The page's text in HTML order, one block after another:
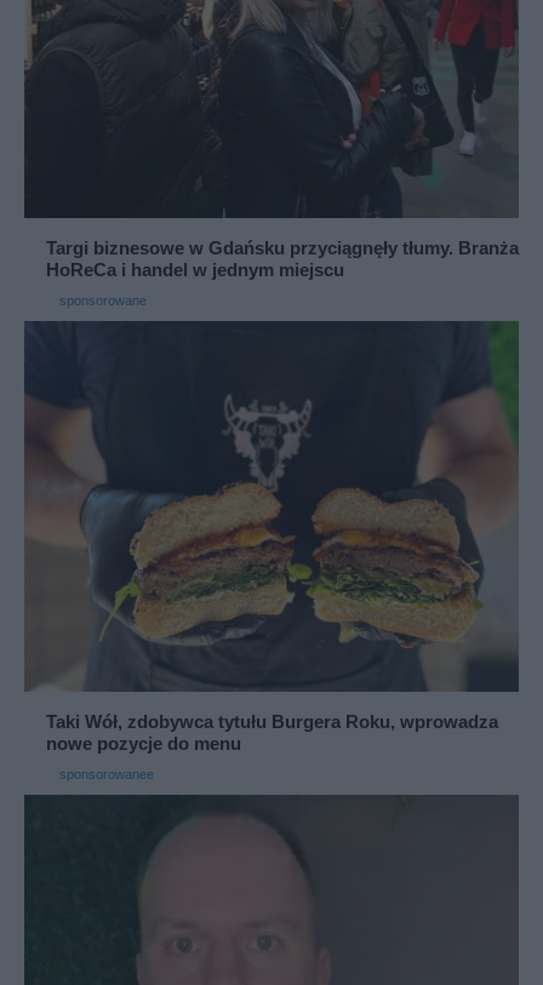
Targi biznesowe w Gdańsku przyciągnęły tłumy. Branża
HoReCa i handel w jednym miejscu
sponsorowane
Taki Wół, zdobywca tytułu Burgera Roku, wprowadza
nowe pozycje do menu
sponsorowanee